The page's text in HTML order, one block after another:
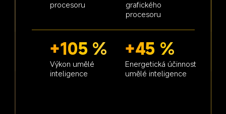
procesoru
grafického
procesoru
+105 %
Výkon umělé
inteligence
+45 %
Energetická účinnost
umělé inteligence